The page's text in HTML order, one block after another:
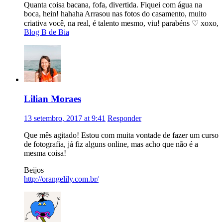
Quanta coisa bacana, fofa, divertida. Fiquei com água na
boca, hein! hahaha Arrasou nas fotos do casamento, muito
criativa você, na real, é talento mesmo, viu! parabéns ♡ xoxo,
Blog B de Bia
Lilian Moraes
13 setembro, 2017 at 9:41 Responder
Que mês agitado! Estou com muita vontade de fazer um curso
de fotografia, já fiz alguns online, mas acho que não é a
mesma coisa!
Beijos
http://orangelily.com.br/